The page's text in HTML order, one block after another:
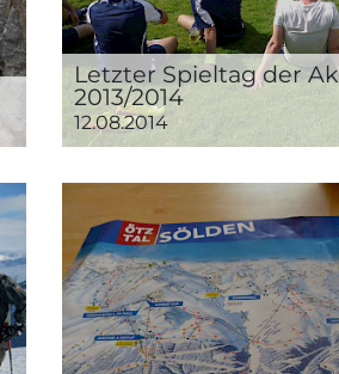
Letzter Spieltag der
2013/2014
12.08.2014